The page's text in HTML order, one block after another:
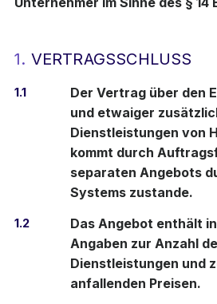
1. VERTRAGSSCHLUSS
1.1
Der Vertrag über den
und etwaiger
Dienstleistungen von
kommt durch
separaten Angebots
Systems zustande.
1.2
Das Angebot enthält
Angaben zur Anzahl
Dienstleistungen und
anfallenden Preisen.